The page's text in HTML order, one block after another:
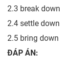
2.3 break down
2.4 settle down
2.5 bring down
ĐÁP ÁN: